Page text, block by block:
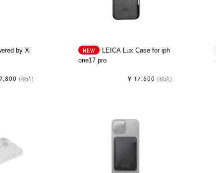
by Xi
(税込)
NEW
LEICA Lux Case for iph
one17 pro
￥17,600 (税込)